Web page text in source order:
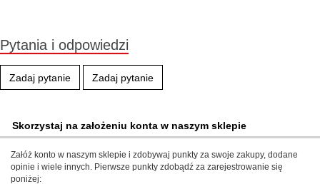
Pytania i odpowiedzi
Zadaj pytanie Zadaj pytanie
Skorzystaj na założeniu konta w naszym sklepie
Załóż konto w naszym sklepie i zdobywaj punkty za swoje zakupy, dodane
opinie i wiele innych. Pierwsze punkty zdobądź za zarejestrowanie się
poniżej: